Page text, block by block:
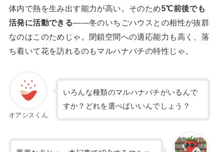
体内で熱を生み出す能力が高い。そのため5℃前後でも
活発に活動できる——冬のいちごハウスとの相性が抜群
なのはこのためじゃ。閉鎖空間への適応能力も高く、落
ち着いて花を訪れるのもマルハナバチの特性じゃ。
オアシスくん
いろんな種類のマルハナバチがいるんで
すか？どれを選べばいいんでしょう？